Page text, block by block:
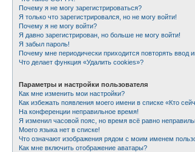
Почему я не могу зарегистрироваться?
Я только что зарегистрировался, но не могу войти!
Почему я не могу войти?
Я давно зарегистрирован, но больше не могу войти!
Я забыл пароль!
Почему мне периодически приходится повторять ввод
Что делает функция «Удалить cookies»?
Параметры и настройки пользователя
Как мне изменить мои настройки?
Как избежать появления моего имени в списке «Кто
На конференции неправильное время!
Я изменил часовой пояс, но время всё равно
Моего языка нет в списке!
Что означают изображения рядом с моим именем
Как мне включить отображение аватары?